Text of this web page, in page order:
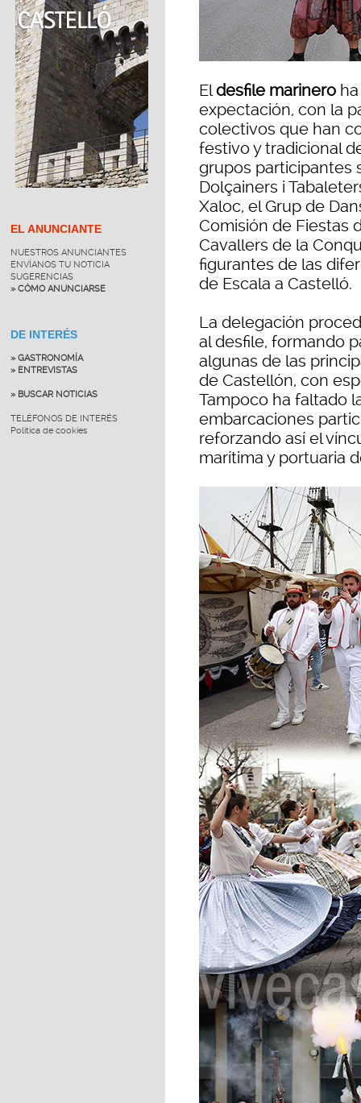
EL ANUNCIANTE
NUESTROS ANUNCIANTES
ENVÍANOS TU NOTICIA
SUGERENCIAS
» CÓMO ANUNCIARSE
DE INTERÉS
» GASTRONOMÍA
» ENTREVISTAS
» BUSCAR NOTICIAS
TELÉFONOS DE INTERÉS
Política de cookies
Eldesfile marinero
expectación, con la
colectivos que han
festivo y tradicional
grupos participantes
Dolçainers i
Xaloc, el Grup de
Comisión de Fiestas
Cavallers de la
figurantes de las
de Escala a Castelló.
La delegación
al desfile, formando
algunas de las
de Castellón, con
Tampoco ha faltado
embarcaciones
reforzando así el
marítima y portuaria